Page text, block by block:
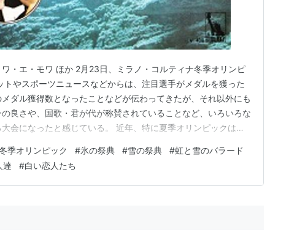
・エ・モワ ほか 2月23日、ミラノ・コルティナ冬季オリンピ
トやスポーツニュースなどからは、注目選手がメダルを獲った
ダル獲得数となったことなどが伝わってきたが、それ以外にも
良さや、国歌・君が代が称賛されていることなど、いろいろな
会になったと感じている。 近年、特に夏季オリンピックは、
目度が低い分、アマチュア選手が活躍する、氷の祭典、雪の祭
感じが自分好みである。 テー…
季オリンピック #氷の祭典 #雪の祭典 #虹と雪のバラード
達 #白い恋人たち